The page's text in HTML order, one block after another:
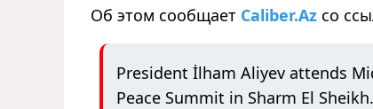
Об этом сообщает Caliber.Az со
President İlham Aliyev attends
Peace Summit in Sharm El